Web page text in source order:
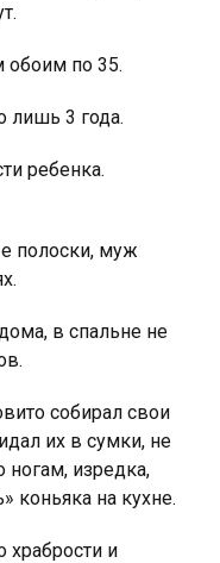
обоим по 35.
лишь 3 года.
ребенка.
полоски, муж
в спальне не
собирал свои
их в сумки, не
ногам, изредка,
коньяка на кухне.
храбрости и